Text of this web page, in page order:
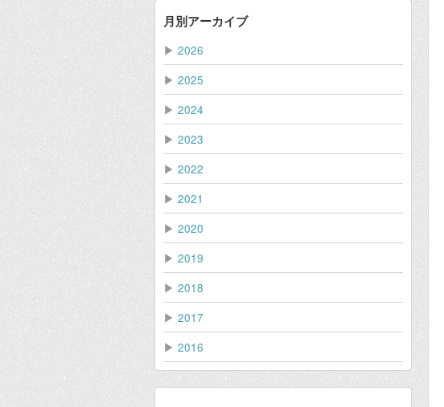
月別アーカイブ
▶ 2026
▶ 2025
▶ 2024
▶ 2023
▶ 2022
▶ 2021
▶ 2020
▶ 2019
▶ 2018
▶ 2017
▶ 2016